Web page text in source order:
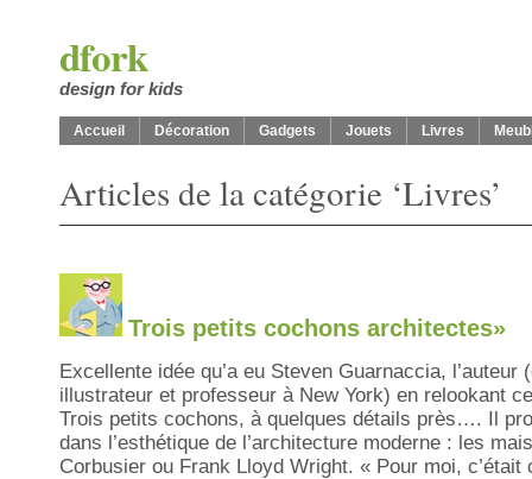
dfork
design for kids
Accueil Décoration Gadgets Jouets Livres
Articles de la catégorie ‘Livres’
Trois petits cochons architectes»
Excellente idée qu’a eu Steven Guarnaccia, l’auteur
illustrateur et professeur à New York) en relookant
Trois petits cochons, à quelques détails près…. Il
dans l’esthétique de l’architecture moderne : les
Corbusier ou Frank Lloyd Wright. « Pour moi,